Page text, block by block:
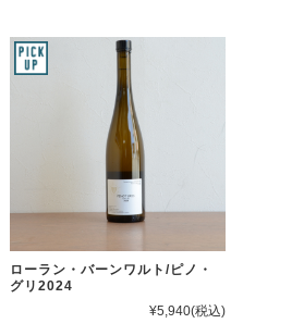
ローラン・バーンワルト/ピノ・
グリ2024
¥5,940(税込)